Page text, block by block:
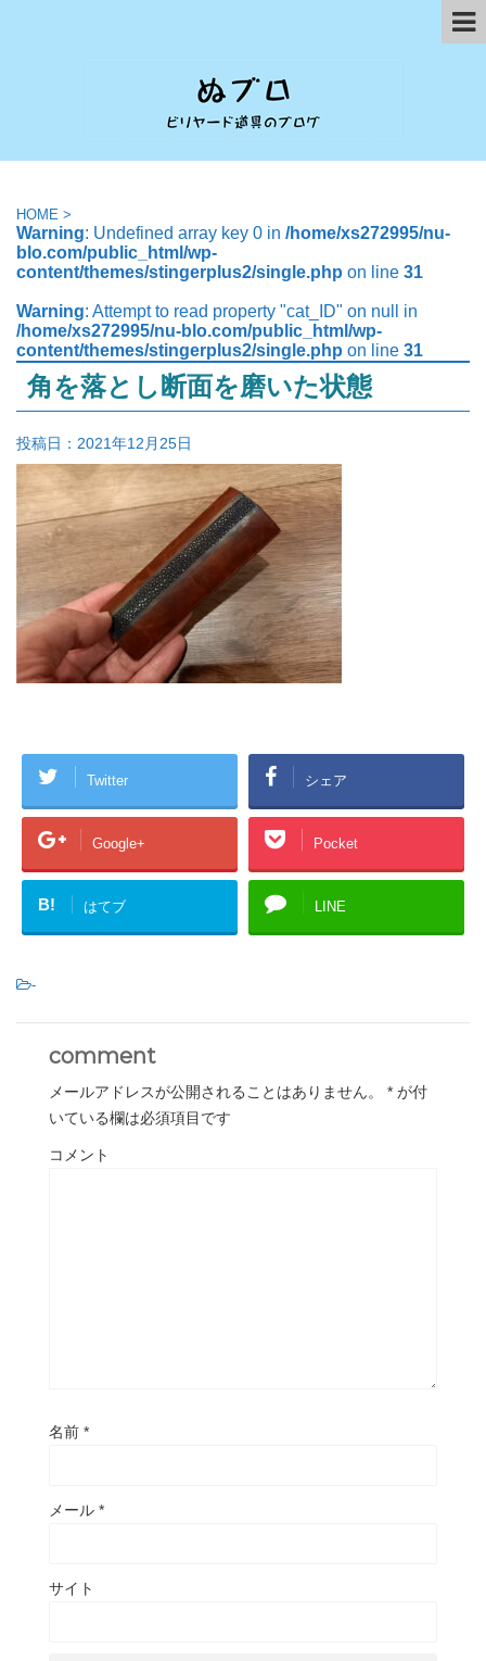
HOME >
Warning: Undefined array key 0 in /home/xs272995/nu-
blo.com/public_html/wp-
content/themes/stingerplus2/single.php on line 31
Warning: Attempt to read property "cat_ID" on null in
/home/xs272995/nu-blo.com/public_html/wp-
content/themes/stingerplus2/single.php on line 31
角を落とし断面を磨いた状態
投稿日： 2021年12月25日
Twitter シェア
Google+ Pocket
B! はてブ LINE
-
comment
メールアドレスが公開されることはありません。 * が付
いている欄は必須項目です
コメント
名前 *
メール *
サイト